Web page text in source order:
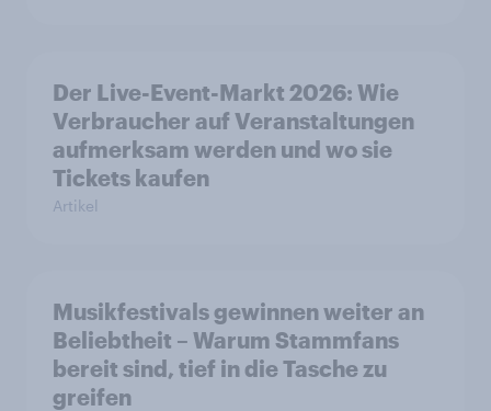
Der Live-Event-Markt 2026: Wie
Verbraucher auf Veranstaltungen
aufmerksam werden und wo sie
Tickets kaufen
Artikel
Musikfestivals gewinnen weiter an
Beliebtheit – Warum Stammfans
bereit sind, tief in die Tasche zu
greifen